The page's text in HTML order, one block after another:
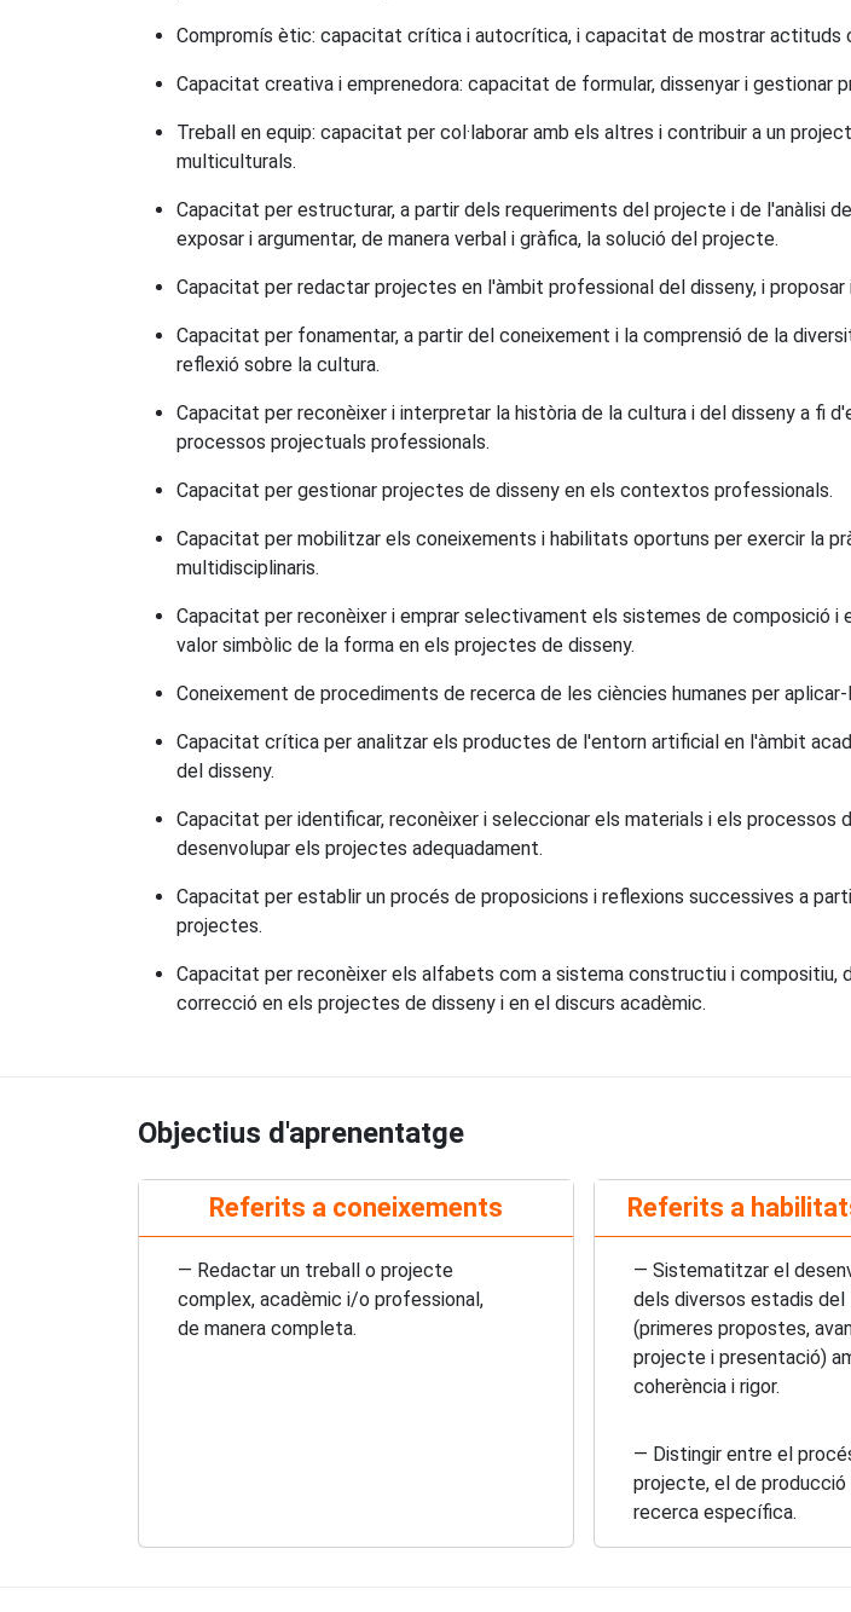
Compromís ètic: capacitat crítica i autocrítica, i capacitat de mostrar actituds
Capacitat creativa i emprenedora: capacitat de formular, dissenyar i
Treball en equip: capacitat per col·laborar amb els altres i contribuir a un
multiculturals.
Capacitat per estructurar, a partir dels requeriments del projecte i de l'anàlisi
exposar i argumentar, de manera verbal i gràfica, la solució del projecte.
Capacitat per redactar projectes en l'àmbit professional del disseny, i
Capacitat per fonamentar, a partir del coneixement i la comprensió de la
reflexió sobre la cultura.
Capacitat per reconèixer i interpretar la història de la cultura i del disseny a fi
processos projectuals professionals.
Capacitat per gestionar projectes de disseny en els contextos professionals.
Capacitat per mobilitzar els coneixements i habilitats oportuns per exercir la
multidisciplinaris.
Capacitat per reconèixer i emprar selectivament els sistemes de composició
valor simbòlic de la forma en els projectes de disseny.
Coneixement de procediments de recerca de les ciències humanes per
Capacitat crítica per analitzar els productes de l'entorn artificial en l'àmbit
del disseny.
Capacitat per identificar, reconèixer i seleccionar els materials i els
desenvolupar els projectes adequadament.
Capacitat per establir un procés de proposicions i reflexions successives a
projectes.
Capacitat per reconèixer els alfabets com a sistema constructiu i compositiu,
correcció en els projectes de disseny i en el discurs acadèmic.
Objectius d'aprenentatge
Referits a coneixements
— Redactar un treball o projecte
complex, acadèmic i/o professional,
de manera completa.
Referits a
— Sistematitzar el
dels diversos estadis del
(primeres propostes,
projecte i presentació)
coherència i rigor.
— Distingir entre el
projecte, el de producció
recerca específica.